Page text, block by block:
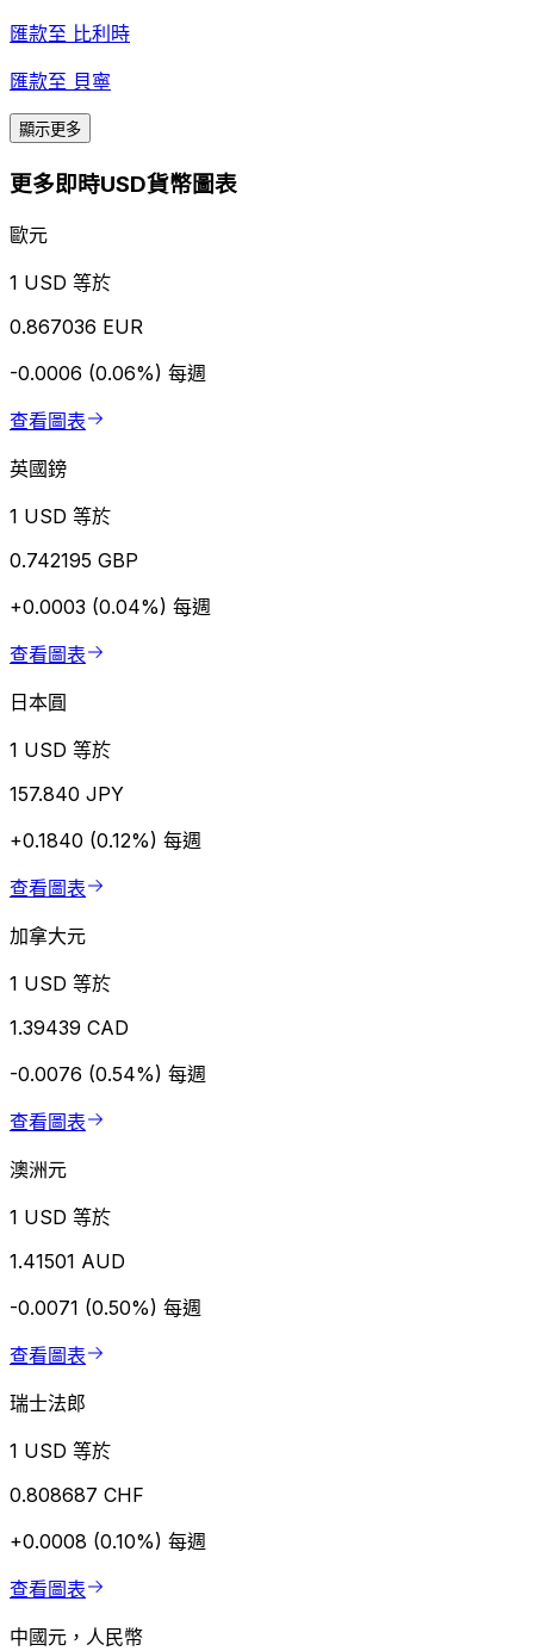
匯款至 比利時
匯款至 貝寧
顯示更多
更多即時USD貨幣圖表
歐元
1 USD 等於
0.867036 EUR
-0.0006 (0.06%) 每週
查看圖表
英國鎊
1 USD 等於
0.742195 GBP
+0.0003 (0.04%) 每週
查看圖表
日本圓
1 USD 等於
157.840 JPY
+0.1840 (0.12%) 每週
查看圖表
加拿大元
1 USD 等於
1.39439 CAD
-0.0076 (0.54%) 每週
查看圖表
澳洲元
1 USD 等於
1.41501 AUD
-0.0071 (0.50%) 每週
查看圖表
瑞士法郎
1 USD 等於
0.808687 CHF
+0.0008 (0.10%) 每週
查看圖表
中國元，人民幣